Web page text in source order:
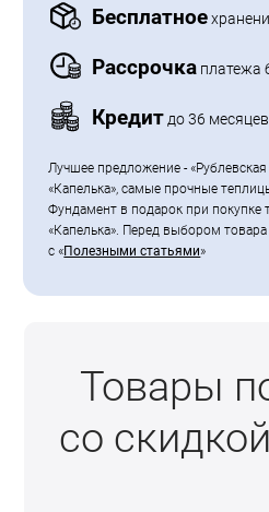
Бесплатное
Рассрочка платежа
Кредитдо 36
Лучшее предложение -
«Капелька», самые прочные
Фундамент в подарок при покупке
«Капелька». Перед выбором
с «Полезными статьями»
Товары
со